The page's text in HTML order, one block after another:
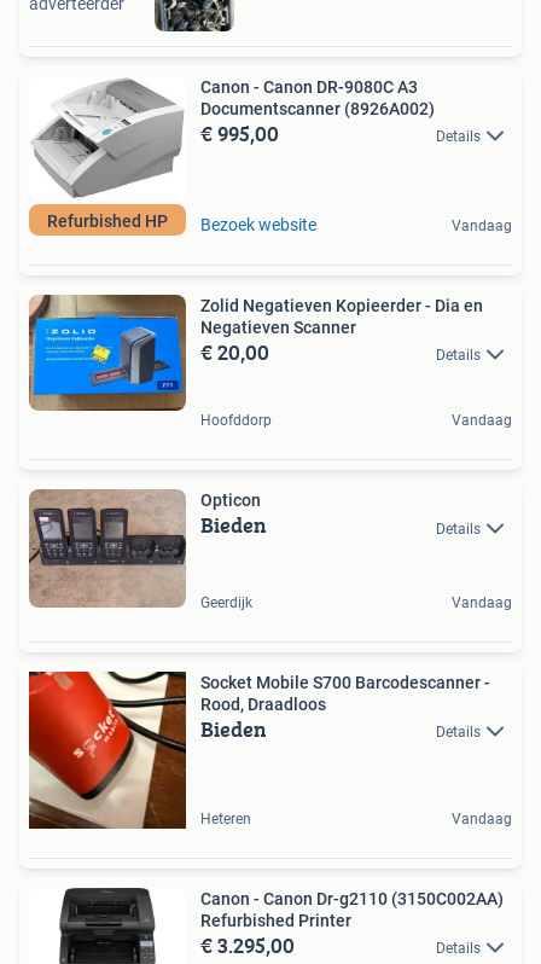
Refurbished HP
Canon - Canon DR-9080C A3
Documentscanner (8926A002)
€ 995,00 Details
Bezoek website Vandaag
Zolid Negatieven Kopieerder - Dia en
Negatieven Scanner
€ 20,00 Details
Hoofddorp Vandaag
Opticon
Bieden Details
Geerdijk Vandaag
Socket Mobile S700 Barcodescanner -
Rood, Draadloos
Bieden Details
Heteren Vandaag
Canon - Canon Dr-g2110 (3150C002AA)
Refurbished Printer
€ 3.295,00 Details